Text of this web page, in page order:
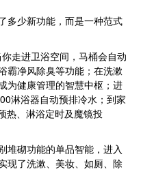
多少新功能，而是一种范式
走进卫浴空间，马桶会自动
霸净风除臭等功能；在洗漱
为健康管理的智慧中枢；进
淋浴器自动预排冷水；到家
热、淋浴定时及魔镜投
堆砌功能的单品智能，进入
现了洗漱、美妆、如厕、除